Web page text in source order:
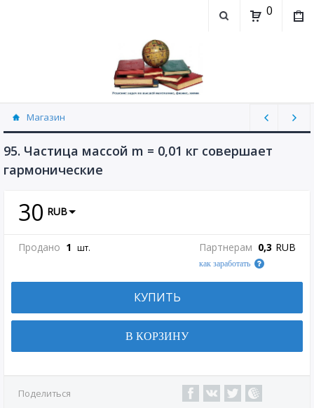
0
Магазин
Физика, химия (рассылаю Doc+PDF) (8689)
95. Частица массой m = 0,01 кг совершает
гармонические
30 RUB
Продано 1 шт. Партнерам 0,3 RUB
как заработать
КУПИТЬ
В КОРЗИНУ
Поделиться